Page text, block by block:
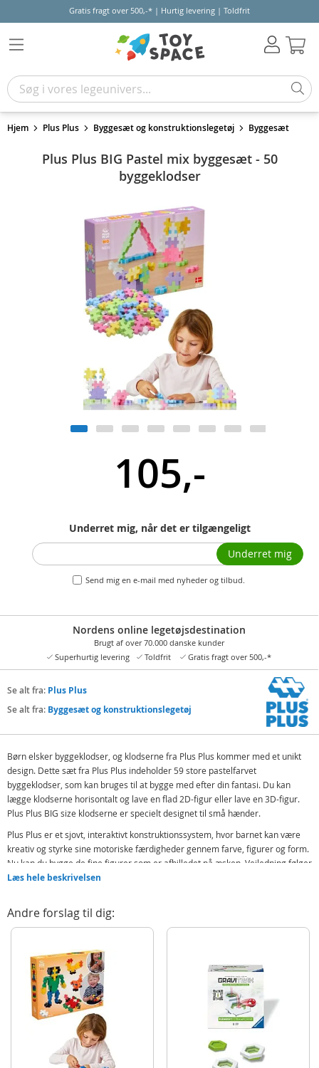
Gratis fragt over 500,-* | Hurtig levering | Toldfrit
Hjem Plus Plus Byggesæt og konstruktionslegetøj Byggesæt
Plus Plus BIG Pastel mix byggesæt - 50
byggeklodser
105,-
Underret mig, når det er tilgængeligt
Send mig en e-mail med nyheder og tilbud.
Underret mig
Nordens online legetøjsdestination
Brugt af over 70.000 danske kunder
Superhurtig levering
Toldfrit Gratis fragt over 500,-*
Se alt fra: Plus Plus
Se alt fra: Byggesæt og konstruktionslegetøj
Børn elsker byggeklodser, og klodserne fra Plus Plus kommer med et unikt
design. Dette sæt fra Plus Plus indeholder 59 store pastelfarvet
byggeklodser, som kan bruges til at bygge med efter din fantasi. Du kan
lægge klodserne horisontalt og lave en flad 2D-figur eller lave en 3D-figur.
Plus Plus BIG size klodserne er specielt designet til små hænder.
Plus Plus er et sjovt, interaktivt konstruktionssystem, hvor barnet kan være
kreativ og styrke sine motoriske færdigheder gennem farve, figurer og form.
Nu kan du bygge de fine figurer som er afbilledet på æsken. Vejledning følger
med. Plus Plus er et perfekt pædagogisk STEM-legetøj, som stimulerer
Designet og produceret i Danmark.
Indeholder:
50 Plus Plus BIG Byggeklodser
Instruktioner
Mål per del: 50 x 30 mm
Læs hele beskrivelsen
Andre forslag til dig: